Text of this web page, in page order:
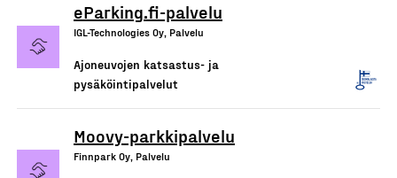
eParking.fi-palvelu
IGL-Technologies Oy, Palvelu
Ajoneuvojen katsastus- ja
pysäköintipalvelut
Moovy-parkkipalvelu
Finnpark Oy, Palvelu